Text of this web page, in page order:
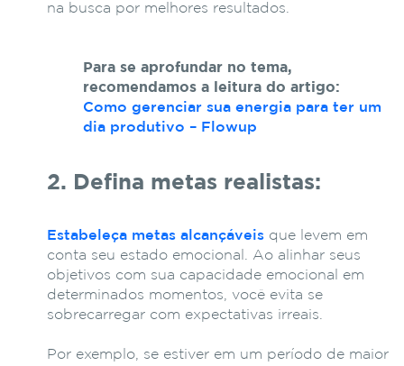
na busca por melhores resultados.
Para se aprofundar no tema,
recomendamos a leitura do artigo:
Como gerenciar sua energia para ter um
dia produtivo – Flowup
2. Defina metas realistas:
Estabeleça metas alcançáveis que levem em
conta seu estado emocional. Ao alinhar seus
objetivos com sua capacidade emocional em
determinados momentos, você evita se
sobrecarregar com expectativas irreais.
Por exemplo, se estiver em um período de maior